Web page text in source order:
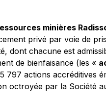
minières
privé par voie de
dont chacune est
de bienfaisance (les «
797 actions accréditives
octroyée par la Société